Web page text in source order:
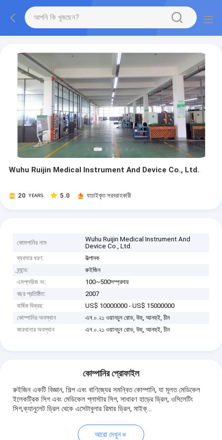
Wuhu Ruijin Medical Instrument And Device Co., Ltd.
20 YEARS 5.0 যাচাইকৃত সরবরাহকারী
কোমপানির নাম
Wuhu Ruijin Medical Instrument And
Device Co., Ltd.
ব্যবসার ধরণ:
উত্পাদক
ব্র্যান্ড:
রুইজিন
এমপ্লয়িজ নং:
100~500সম্প্রদায়
বছর প্রতিষ্ঠিত:
2007
বার্ষিক বিক্রয়:
US$ 10000000 - US$ 15000000
কোম্পানির অবস্থান
এন.০.২১ ওয়ানচুন রোড, উহু, আনহুই, চীন
কারখানার অবস্থান
এন.০.২১ ওয়ানচুন রোড, উহু, আনহুই, চীন
কোম্পানির প্রোফাইল
রুইজিন একটি বিজ্ঞান, শিল্প এবং বাণিজ্যের সমন্বিত কোম্পানি, যা মূলত মেডিকেল
ইলেকট্রিক সিগ এবং মেডিকেল প্লাস্টার সিগ, সাধারণ হাড়ের ড্রিল, ওসিলেটিং
সিগ,ক্যানুলেট ড্রিল থেকে এসেটাবুলার রিমার ড্রিল, মাইক্...
আরো দেখুন